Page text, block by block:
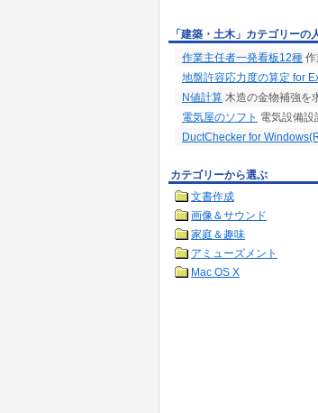
「建築・土木」カテゴリーの
作業主任者一発看板12種
地盤許容応力度の算定 for
N値計算 木造の金物補強を
電気屋のソフト 電気設備設
DuctChecker for
カテゴリーから選ぶ
文書作成
画像＆サウンド
家庭＆趣味
アミューズメント
Mac OS X